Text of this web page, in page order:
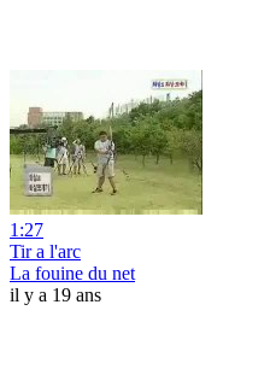
1:27
Tir a l'arc
La fouine du net
il y a 19 ans